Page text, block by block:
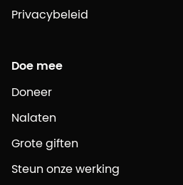
Privacybeleid
Doe mee
Doneer
Nalaten
Grote giften
Steun onze werking